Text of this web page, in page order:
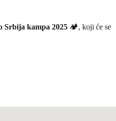
Srbija kampa 2025 🏕️, koji će se